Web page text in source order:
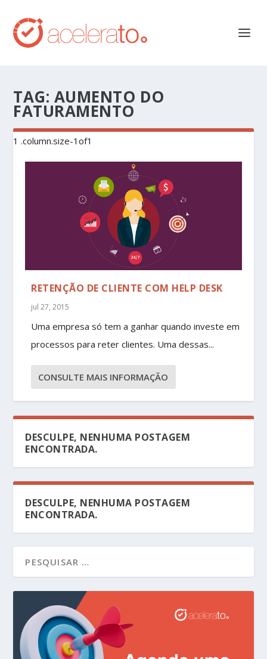
TAG: AUMENTO DO
FATURAMENTO
RETENÇÃO DE CLIENTE COM HELP DESK
jul 27, 2015
Uma empresa só tem a ganhar quando investe em
processos para reter clientes. Uma dessas...
CONSULTE MAIS INFORMAÇÃO
DESCULPE, NENHUMA POSTAGEM
ENCONTRADA.
DESCULPE, NENHUMA POSTAGEM
ENCONTRADA.